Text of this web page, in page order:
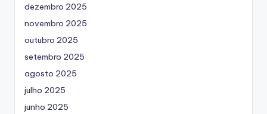
dezembro 2025
novembro 2025
outubro 2025
setembro 2025
agosto 2025
julho 2025
junho 2025